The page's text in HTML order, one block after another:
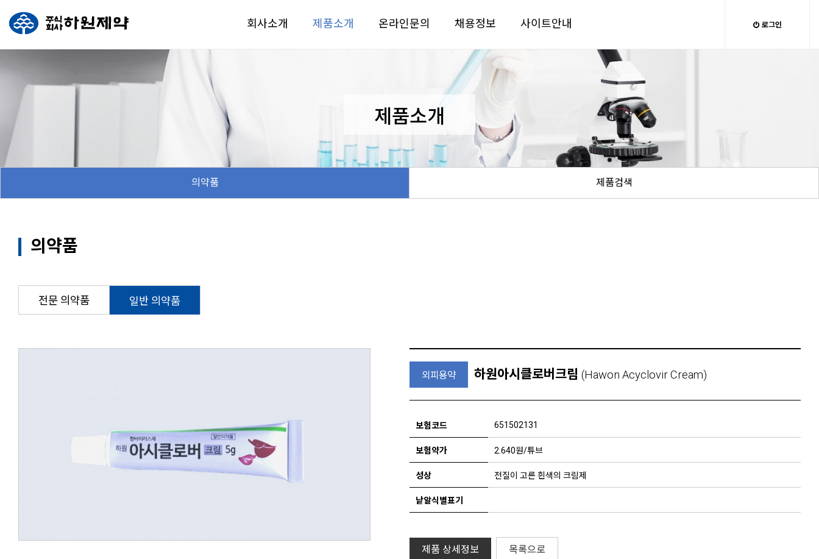
회사소개 제품소개 온라인문의 채용정보 사이트안내 로그인
제품소개
의약품 제품검색
의약품
전문 의약품 일반 의약품
외피용약 하원아시클로버크림 (Hawon Acyclovir Cream)
보험코드 651502131
보험약가 2.640원/튜브
성상 전질이 고른 흰색의 크림제
낱알식별표기
제품 상세정보 목록으로